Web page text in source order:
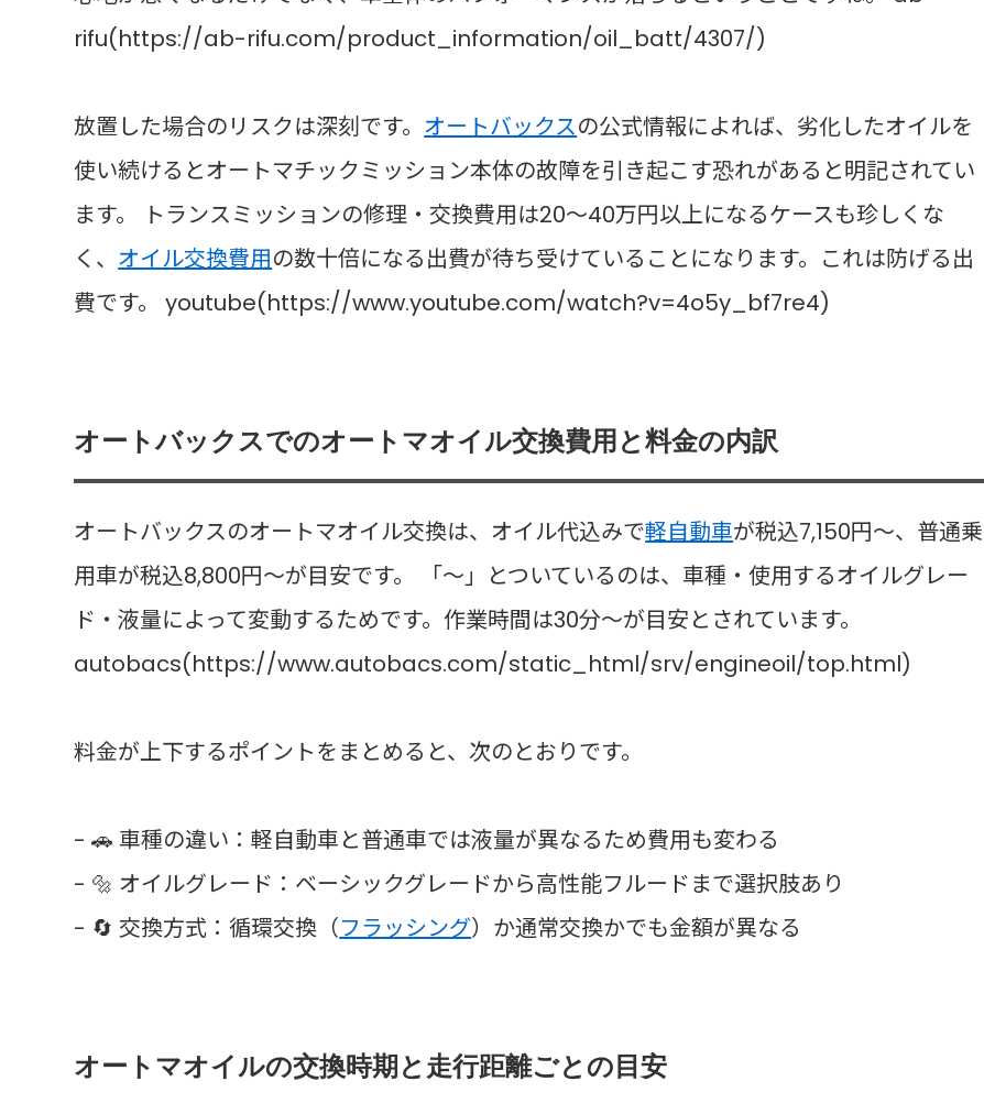
rifu(https://ab-rifu.com/product_information/oil_batt/4307/)
放置した場合のリスクは深刻です。 オートバックスの公式情報によれば、劣化したオイルを
使い続けるとオートマチックミッション本体の故障を引き起こす恐れがあると明記されてい
ます。 トランスミッションの修理・交換費用は20〜40万円以上になるケースも珍しくな
く、 オイル交換費用の数十倍になる出費が待ち受けていることになります。これは防げる出
費です。 youtube(https://www.youtube.com/watch?v=4o5y_bf7re4)
オートバックスでのオートマオイル交換費用と料金の内訳
オートバックスのオートマオイル交換は、オイル代込みで軽自動車が税込7,150円〜、普通乗
用車が税込8,800円〜が目安です。 「〜」とついているのは、車種・使用するオイルグレー
ド・液量によって変動するためです。作業時間は30分〜が目安とされています。
autobacs(https://www.autobacs.com/static_html/srv/engineoil/top.html)
料金が上下するポイントをまとめると、次のとおりです。
- 🚗 車種の違い：軽自動車と普通車では液量が異なるため費用も変わる
- 🔩 オイルグレード：ベーシックグレードから高性能フルードまで選択肢あり
- 🔄 交換方式：循環交換（フラッシング）か通常交換かでも金額が異なる
オートマオイルの交換時期と走行距離ごとの目安